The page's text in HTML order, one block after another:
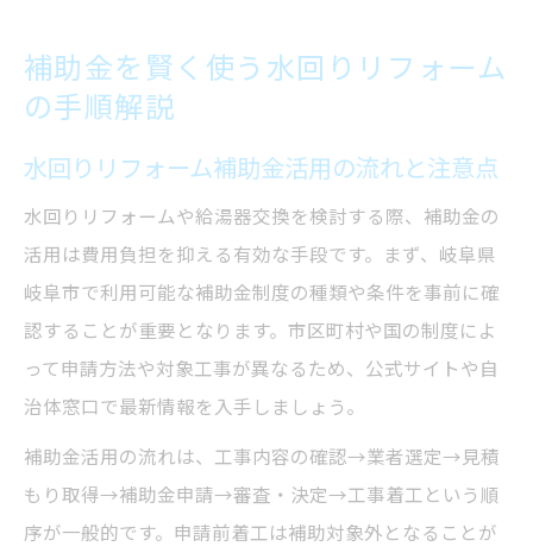
補助金を賢く使う水回りリフォーム
の手順解説
水回りリフォーム補助金活用の流れと注意点
水回りリフォームや給湯器交換を検討する際、補助金の
活用は費用負担を抑える有効な手段です。まず、岐阜県
岐阜市で利用可能な補助金制度の種類や条件を事前に確
認することが重要となります。市区町村や国の制度によ
って申請方法や対象工事が異なるため、公式サイトや自
治体窓口で最新情報を入手しましょう。
補助金活用の流れは、工事内容の確認→業者選定→見積
もり取得→補助金申請→審査・決定→工事着工という順
序が一般的です。申請前着工は補助対象外となることが